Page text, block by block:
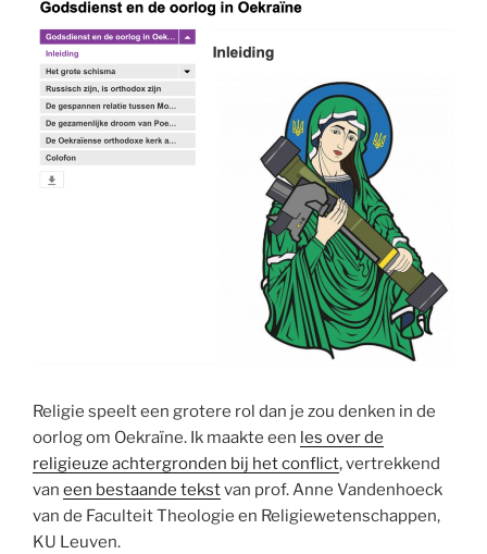
Religie speelt een grotere rol dan je zou denken in de
oorlog om Oekraïne. Ik maakte een les over de
religieuze achtergronden bij het conflict, vertrekkend
van een bestaande tekstvan prof. Anne Vandenhoeck
van de Faculteit Theologie en Religiewetenschappen,
KU Leuven.